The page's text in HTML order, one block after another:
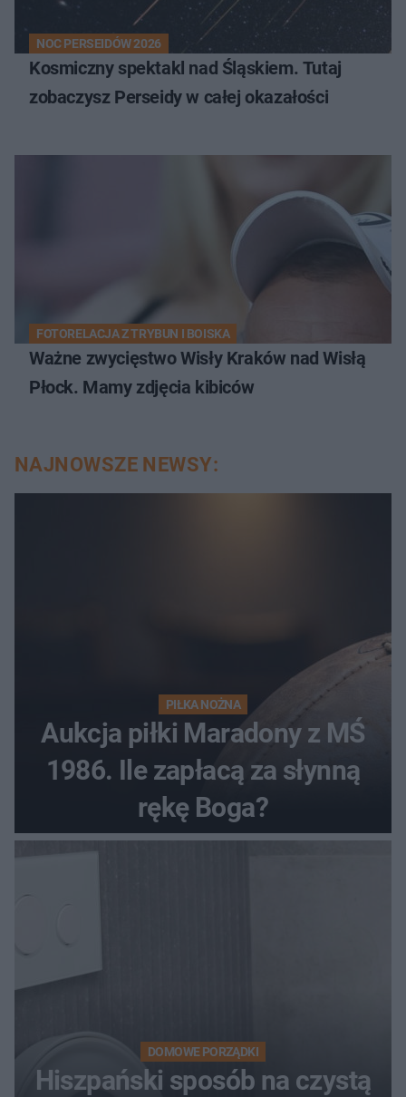
NOC PERSEIDÓW 2026
Kosmiczny spektakl nad Śląskiem. Tutaj
zobaczysz Perseidy w całej okazałości
FOTORELACJA Z TRYBUN I BOISKA
Ważne zwycięstwo Wisły Kraków nad Wisłą
Płock. Mamy zdjęcia kibiców
NAJNOWSZE NEWSY:
PIŁKA NOŻNA
Aukcja piłki Maradony z MŚ
1986. Ile zapłacą za słynną
rękę Boga?
DOMOWE PORZĄDKI
Hiszpański sposób na czystą